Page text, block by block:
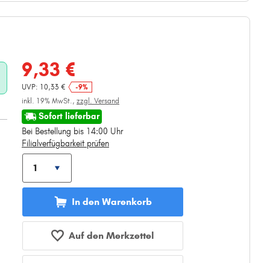
9,33 €
UVP: 10,33 €
-9%
inkl. 19% MwSt., zzgl. Versand
Sofort lieferbar
Bei Bestellung bis 14:00 Uhr
Filialverfügbarkeit prüfen
In den Warenkorb
Auf den Merkzettel